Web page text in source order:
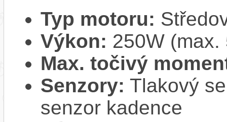
Typ motoru:
Výkon: 250W (max.
Max. točivý
Senzory: Tlakový
senzor kadence